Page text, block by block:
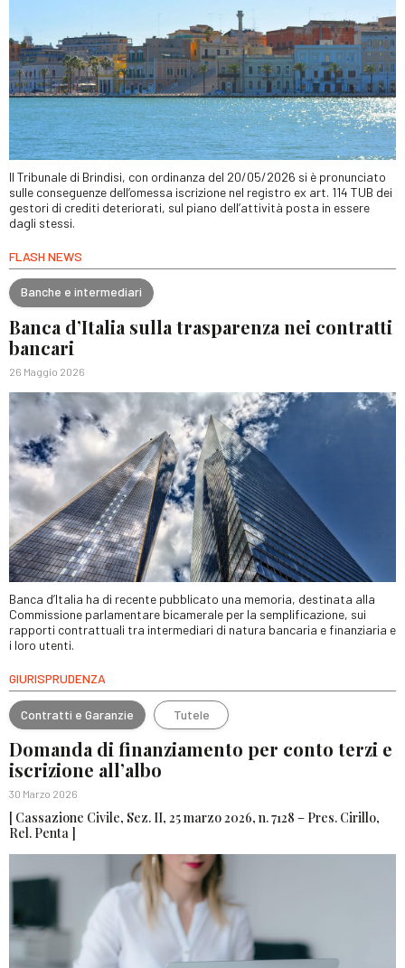
Il Tribunale di Brindisi, con ordinanza del 20/05/2026 si è pronunciato
sulle conseguenze dell’omessa iscrizione nel registro ex art. 114 TUB dei
gestori di crediti deteriorati, sul piano dell’attività posta in essere
dagli stessi.
FLASH NEWS
Banche e intermediari
Banca d’Italia sulla trasparenza nei contratti
bancari
26 Maggio 2026
Banca d’Italia ha di recente pubblicato una memoria, destinata alla
Commissione parlamentare bicamerale per la semplificazione, sui
rapporti contrattuali tra intermediari di natura bancaria e finanziaria e
i loro utenti.
GIURISPRUDENZA
Contratti e Garanzie Tutele
Domanda di finanziamento per conto terzi e
iscrizione all’albo
30 Marzo 2026
[ Cassazione Civile, Sez. II, 25 marzo 2026, n. 7128 – Pres. Cirillo,
Rel. Penta ]